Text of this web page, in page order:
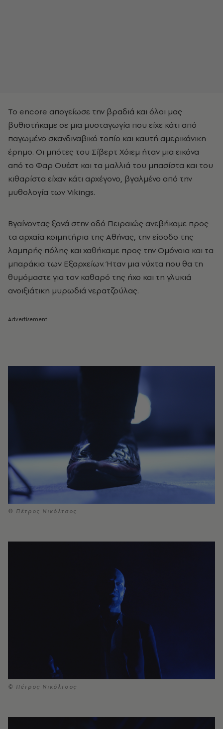
Το encore απογείωσε την βραδιά και όλοι μας
βυθιστήκαμε σε μια μυσταγωγία που είχε κάτι από
παγωμένο σκανδιναβικό τοπίο και καυτή αμερικάνικη
έρημο. Οι μπότες του Σίβερτ Χόιεμ ήταν μια εικόνα
από το Φαρ Ουέστ και τα μαλλιά του μπασίστα και του
κιθαρίστα είχαν κάτι αρχέγονο, βγαλμένο από την
μυθολογία των Vikings.
Βγαίνοντας ξανά στην oδό Πειραιώς ανεβήκαμε προς
τα αρχαία κοιμητήρια της Αθήνας, την είσοδο της
λαμπρής πόλης και χαθήκαμε προς την Ομόνοια και τα
μπαράκια των Εξαρχείων. Ήταν μια νύχτα που θα τη
θυμόμαστε για τον καθαρό της ήχο και τη γλυκιά
ανοιξιάτικη μυρωδιά νερατζούλας.
© Πέτρος Νικόλτσος
© Πέτρος Νικόλτσος